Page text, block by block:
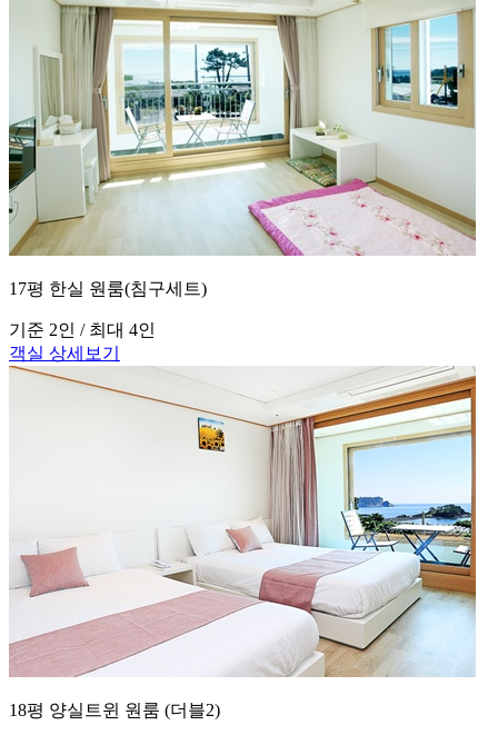
17평 한실 원룸(침구세트)
기준 2인 / 최대 4인
객실 상세보기
18평 양실트윈 원룸 (더블2)